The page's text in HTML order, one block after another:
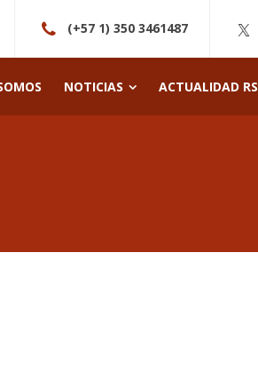
(+57 1) 350 3461487
NOTICIAS ACTUALIDAD RS